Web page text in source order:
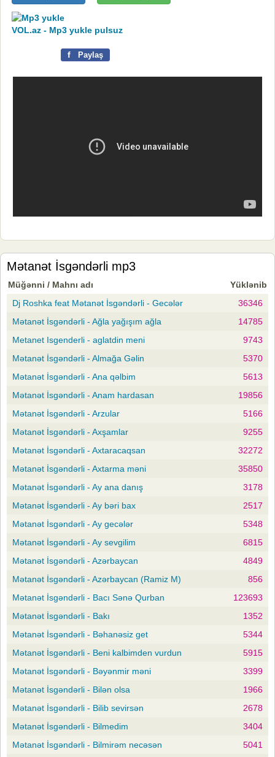
VOL.az - Mp3 yukle pulsuz
f Paylaş
Mətanət İsgəndərli mp3
Müğənni / Mahnı adı
Yüklənib
Dj Roshka feat Mətanət İsgəndərli - Gecələr
36346
Mətanət İsgəndərli - Ağla yağışım ağla
14785
Metanet Isgenderli - aglatdin meni
9743
Mətanət İsgəndərli - Almağa Gəlin
5370
Mətanət İsgəndərli - Ana qəlbim
5613
Mətanət İsgəndərli - Anam hardasan
19856
Mətanət İsgəndərli - Arzular
5166
Mətanət İsgəndərli - Axşamlar
9255
Mətanət İsgəndərli - Axtaracaqsan
32272
Mətanət İsgəndərli - Axtarma məni
35850
Mətanət İsgəndərli - Ay ana danış
3178
Mətanət İsgəndərli - Ay bəri bax
2517
Mətanət İsgəndərli - Ay gecələr
5348
Mətanət İsgəndərli - Ay sevgilim
6815
Mətanət İsgəndərli - Azərbaycan
4849
Mətanət İsgəndərli - Azərbaycan (Ramiz M)
856
Mətanət İsgəndərli - Bacı Sənə Qurban
123693
Mətanət İsgəndərli - Bakı
1352
Mətanət İsgəndərli - Bəhanəsiz get
5344
Mətanət İsgəndərli - Beni kalbimden vurdun
5915
Mətanət İsgəndərli - Bəyənmir məni
3399
Mətanət İsgəndərli - Bilən olsa
1966
Mətanət İsgəndərli - Bilib sevirsən
2678
Mətanət İsgəndərli - Bilmedim
3404
Mətanət İsgəndərli - Bilmirəm necəsən
5041